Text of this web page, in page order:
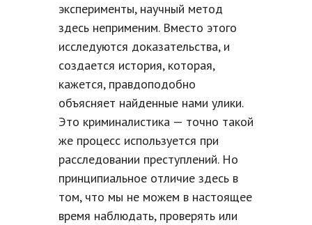
эксперименты, научный метод
здесь неприменим. Вместо этого
исследуются доказательства, и
создается история, которая,
кажется, правдоподобно
объясняет найденные нами улики.
Это криминалистика — точно такой
же процесс используется при
расследовании преступлений. Но
принципиальное отличие здесь в
том, что мы не можем в настоящее
время наблюдать, проверять или